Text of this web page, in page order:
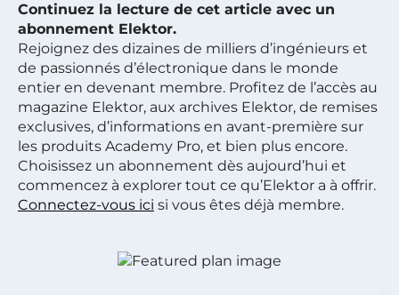
Continuez la lecture de cet article avec un
abonnement Elektor.
Rejoignez des dizaines de milliers d’ingénieurs et
de passionnés d’électronique dans le monde
entier en devenant membre. Profitez de l’accès au
magazine Elektor, aux archives Elektor, de remises
exclusives, d’informations en avant-première sur
les produits Academy Pro, et bien plus encore.
Choisissez un abonnement dès aujourd’hui et
commencez à explorer tout ce qu’Elektor a à offrir.
Connectez-vous ici si vous êtes déjà membre.